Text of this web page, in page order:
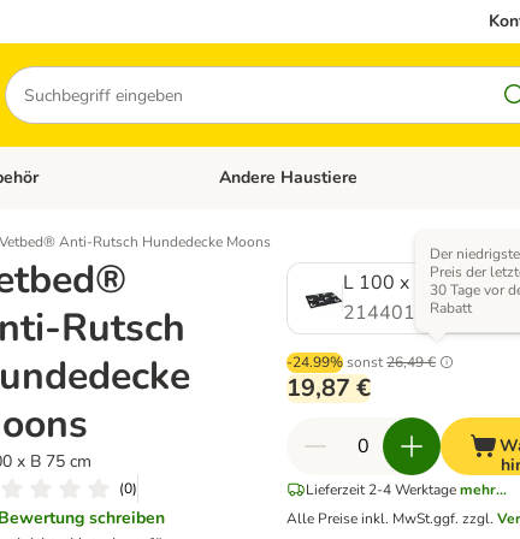
Suchen
und Zubehör Kategorie-Menü öffnen: Katzenfutter und
Andere Haustiere
Vetbed® Anti-Rutsch Hundedecke Moons
Rutsch
x B 75 cm
(0)
Bewertung schreiben
L 100 x B 75 cm
2144010.0
-24.99%sonst26,49 €
Der niedrigste
Preis der
30 Tage vor
Rabatt
19,87 €
Lieferzeit 2-4 Werktagemehr...
Alle Preise inkl. MwSt.ggf. zzgl.